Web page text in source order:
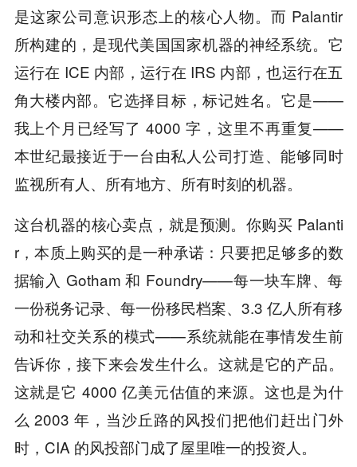
是这家公司意识形态上的核心人物。而 Palantir
所构建的，是现代美国国家机器的神经系统。它
运行在 ICE 内部，运行在 IRS 内部，也运行在五
角大楼内部。它选择目标，标记姓名。它是——
我上个月已经写了 4000 字，这里不再重复——
本世纪最接近于一台由私人公司打造、能够同时
监视所有人、所有地方、所有时刻的机器。
这台机器的核心卖点，就是预测。你购买 Palanti
r，本质上购买的是一种承诺：只要把足够多的数
据输入 Gotham 和 Foundry——每一块车牌、每
一份税务记录、每一份移民档案、3.3 亿人所有移
动和社交关系的模式——系统就能在事情发生前
告诉你，接下来会发生什么。这就是它的产品。
这就是它 4000 亿美元估值的来源。这也是为什
么 2003 年，当沙丘路的风投们把他们赶出门外
时，CIA 的风投部门成了屋里唯一的投资人。